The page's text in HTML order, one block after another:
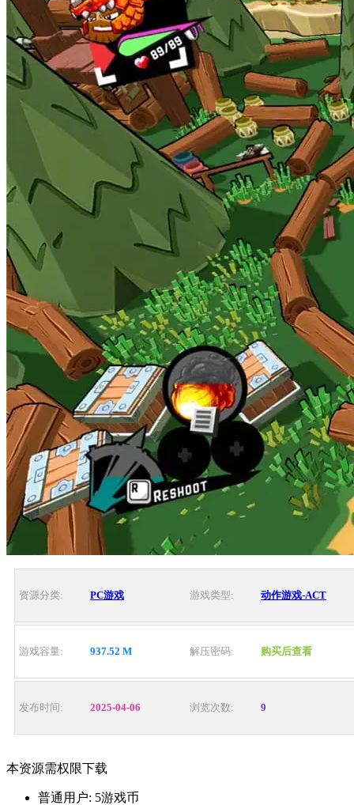
资源分类: PC游戏 游戏类型: 动作游戏-ACT
游戏容量: 937.52 M 解压密码: 购买后查看
发布时间: 2025-04-06 浏览次数: 9
本资源需权限下载
普通用户: 5游戏币